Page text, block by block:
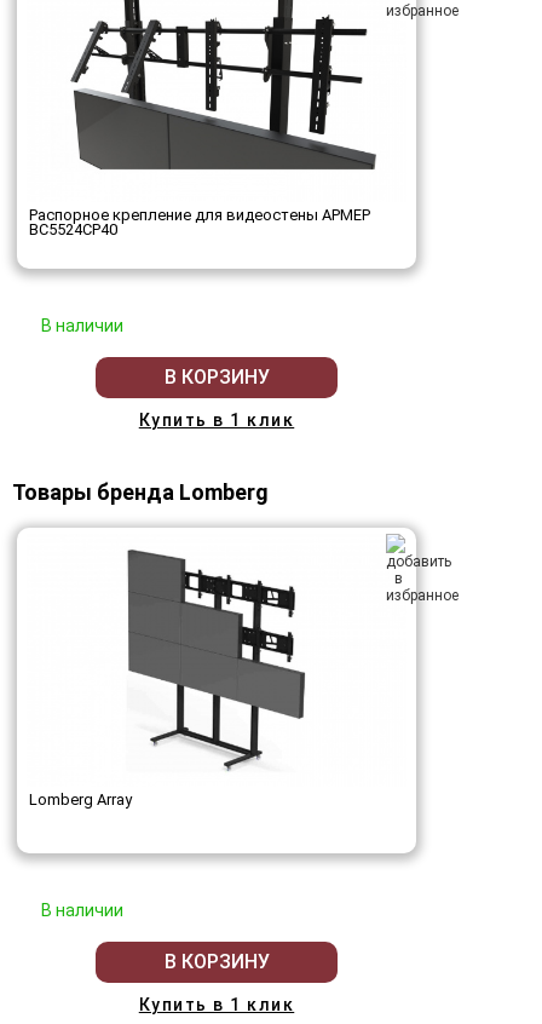
Распорное крепление для видеостены АРМЕР
ВС5524СР40
В наличии
В КОРЗИНУ
Купить в 1 клик
Товары бренда Lomberg
Lomberg Array
В наличии
В КОРЗИНУ
Купить в 1 клик